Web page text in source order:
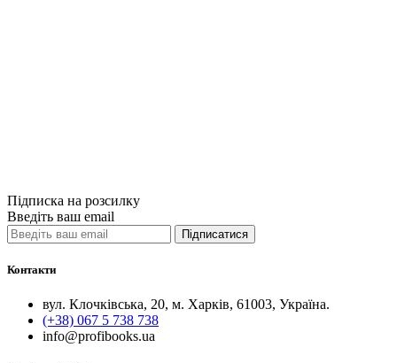
Підписка на розсилку
Введіть ваш email
Підписатися
Контакти
вул. Клочківська, 20, м. Харків, 61003, Україна.
(+38) 067 5 738 738
info@profibooks.ua